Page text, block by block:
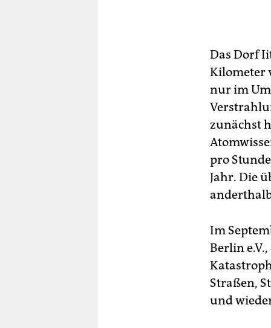
Das Dorf
Kilometer
nur im
zunächst
pro
Jahr. Die
Im
Berlin
Straßen,
und